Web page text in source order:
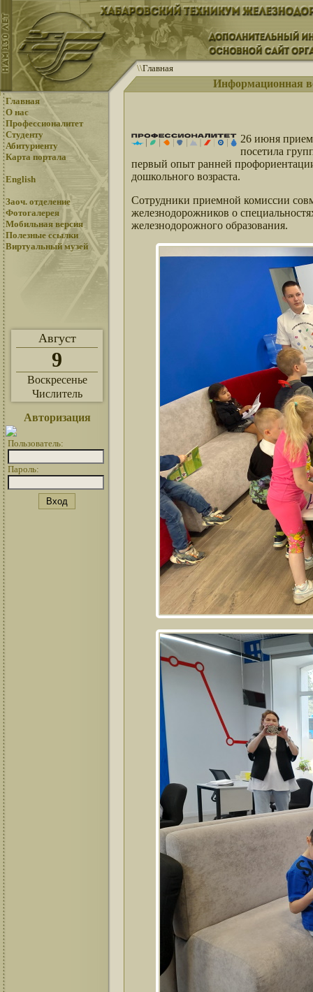
\\Главная
Информационная
Главная
О нас
Профессионалитет
Студенту
Абитуриенту
Карта портала
English
Заоч. отделение
Фотогалерея
Мобильная версия
Полезные ссылки
Виртуальный музей
Август
9
Воскресенье
Числитель
Авторизация
Пользователь:
Пароль:
26 июня
посетила
первый опыт ранней
дошкольного возраста.
Сотрудники приемной комиссии
железнодорожников о
железнодорожного образования.